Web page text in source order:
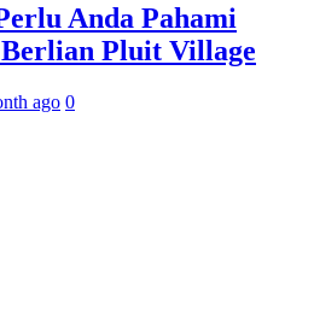
Anda Pahami
Berlian Pluit Village
ago 0